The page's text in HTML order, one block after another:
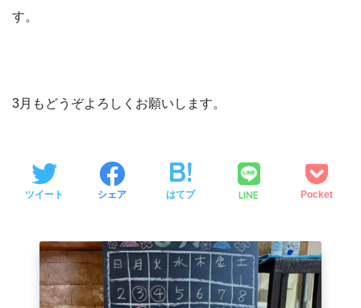
す。
3月もどうぞよろしくお願いします。
ツイート シェア はてブ LINE Pocket